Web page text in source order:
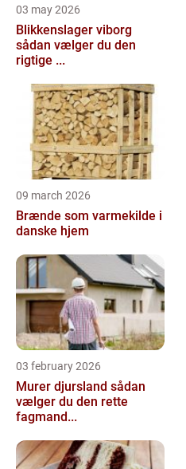
03 may 2026
Blikkenslager viborg
sådan vælger du den
rigtige ...
09 march 2026
Brænde som varmekilde i
danske hjem
03 february 2026
Murer djursland sådan
vælger du den rette
fagmand...